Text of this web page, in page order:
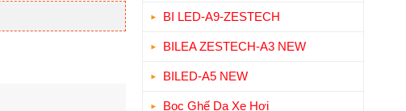
BI LED-A9-ZESTECH
BILEA ZESTECH-A3 NEW
BILED-A5 NEW
Bọc Ghế Da Xe Hơi